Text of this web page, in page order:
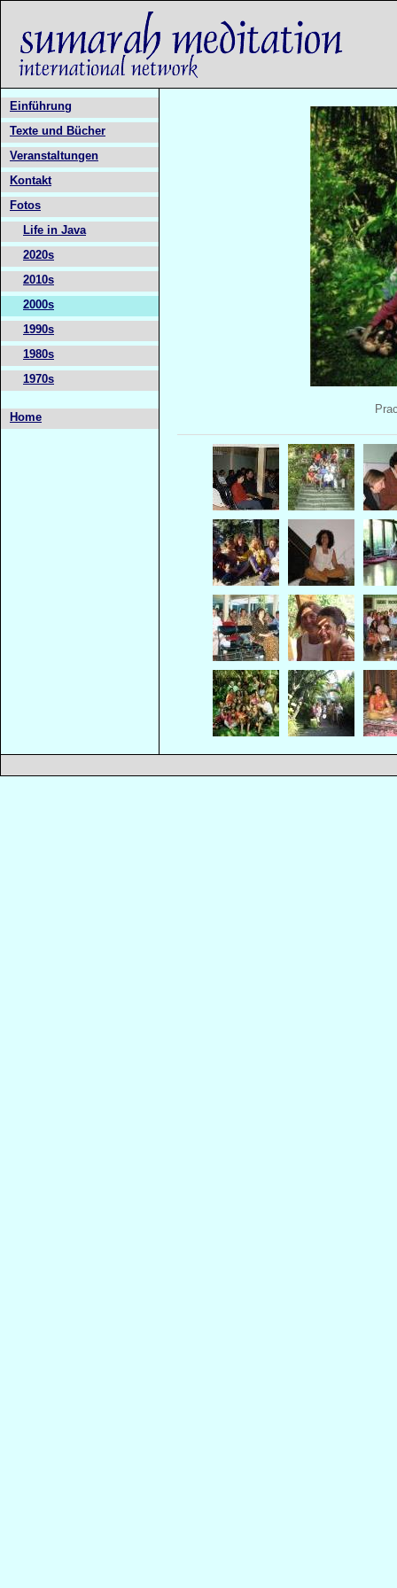
Einführung
Texte und Bücher
Veranstaltungen
Kontakt
Fotos
Life in Java
2020s
2010s
2000s
1990s
1980s
1970s
Home